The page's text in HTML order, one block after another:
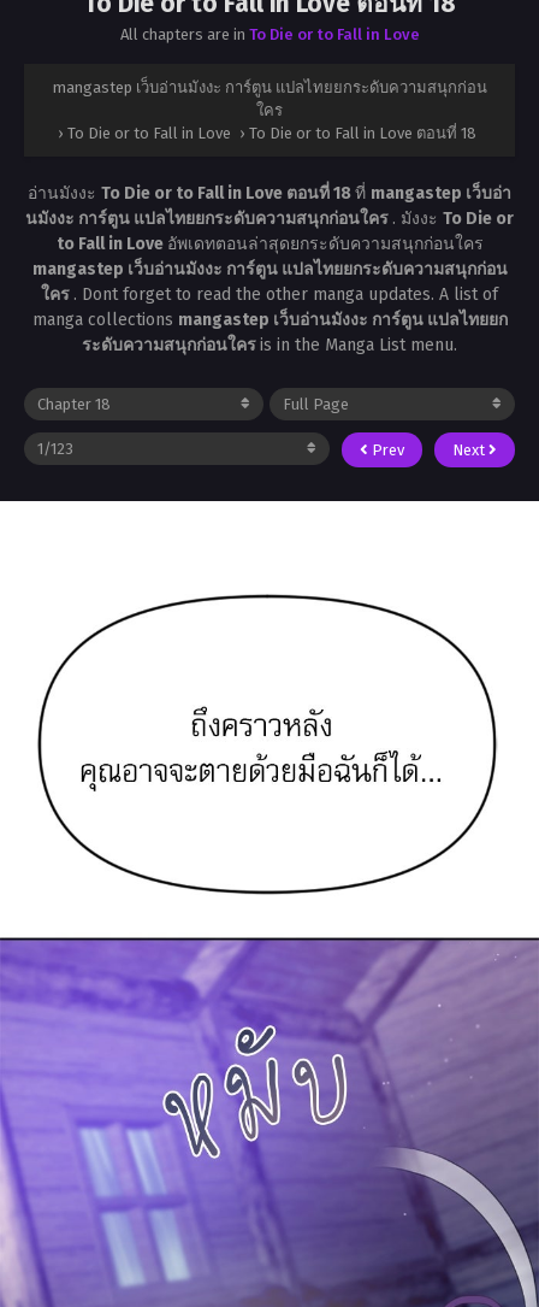
All chapters are in To Die or to Fall in Love
mangastep เว็บอ่านมังงะ การ์ตูน แปลไทยยกระดับความสนุกก่อน
ใคร
› To Die or to Fall in Love › To Die or to Fall in Love ตอนที่ 18
อ่านมังงะ To Die or to Fall in Love ตอนที่ 18ที่ mangastep เว็บอ่า
นมังงะ การ์ตูน แปลไทยยกระดับความสนุกก่อนใคร . มังงะ To Die or
to Fall in Love อัพเดทตอนล่าสุดยกระดับความสนุกก่อนใคร
mangastep เว็บอ่านมังงะ การ์ตูน แปลไทยยกระดับความสนุกก่อน
ใคร . Dont forget to read the other manga updates. A list of
manga collections mangastep เว็บอ่านมังงะ การ์ตูน แปลไทยยก
ระดับความสนุกก่อนใครis in the Manga List menu.
Prev Next